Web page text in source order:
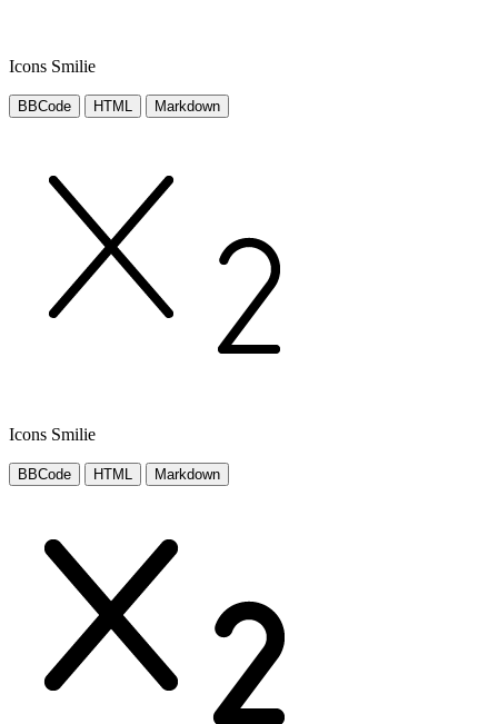
Icons Smilie
BBCode HTML Markdown
Icons Smilie
BBCode HTML Markdown